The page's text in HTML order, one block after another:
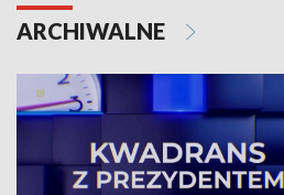
ARCHIWALNE